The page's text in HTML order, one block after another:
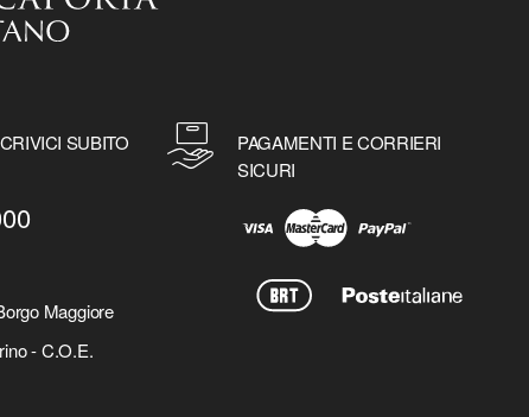
SUBITO
Maggiore
- C.O.E.
PAGAMENTI E CORRIERI
SICURI